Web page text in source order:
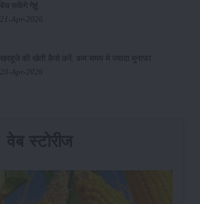
बेच सकेंगे गेहूं
21-Apr-2026
खरबूजे की खेती कैसे करें: कम समय में ज्यादा मुनाफा
20-Apr-2026